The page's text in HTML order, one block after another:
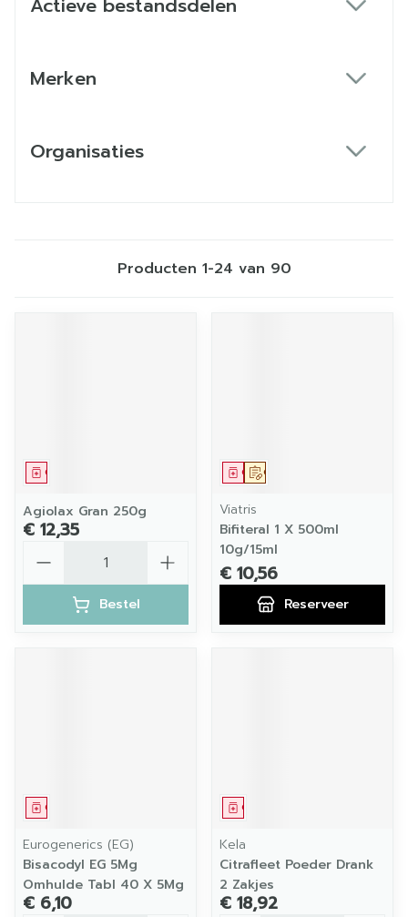
Actieve bestandsdelen
Merken
Organisaties
Producten 1-24 van 90
Geneesmiddel
Agiolax Gran 250g
€ 12,35
Bestel
Op voorschrift
Geneesmiddel
Viatris
Bifiteral 1 X 500ml
10g/15ml
€ 10,56
Reserveer
Geneesmiddel
Eurogenerics (EG)
Bisacodyl EG 5Mg
Omhulde Tabl 40 X 5Mg
€ 6,10
Geneesmiddel
Kela
Citrafleet Poeder Drank
2 Zakjes
€ 18,92